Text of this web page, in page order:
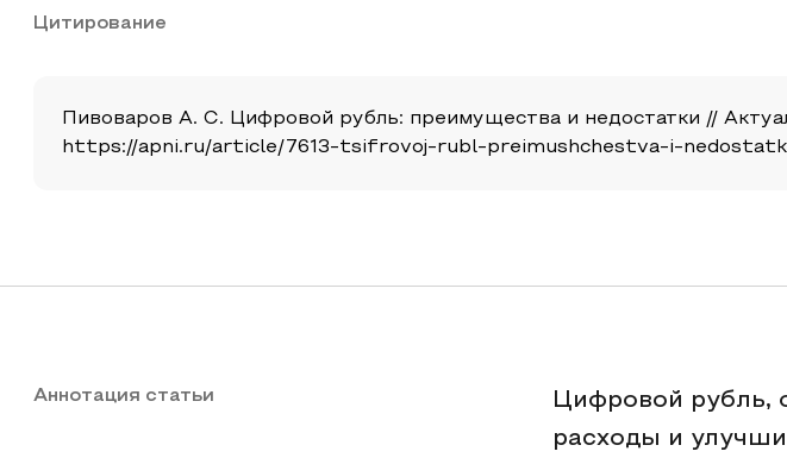
Цитирование
Пивоваров А. С. Цифровой рубль: преимущества и недостатки //
https://apni.ru/article/7613-tsifrovoj-rubl-preimushchestva-i-
Аннотация статьи
Цифровой рубль,
расходы и